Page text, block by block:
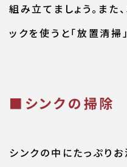
組み立てましょう。また
ックを使うと「放置清掃
■シンクの掃除
シンクの中にたっぷり